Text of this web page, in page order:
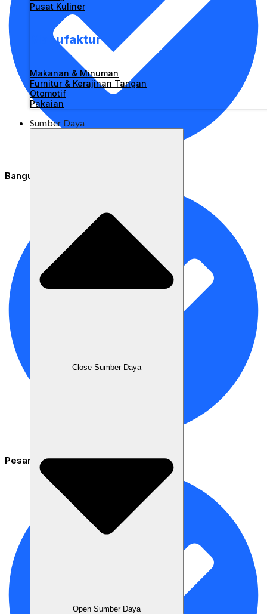
Pusat Kuliner
Manufaktur
Makanan & Minuman
Furnitur & Kerajinan Tangan
Otomotif
Pakaian
Sumber Daya
Close Sumber Daya
Open Sumber Daya
Bangun Toko online yang disesuaikan
Pesanan & inventaris terintegrasi